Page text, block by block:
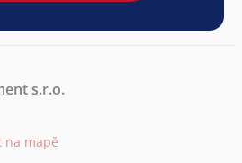
s.r.o.
na mapě